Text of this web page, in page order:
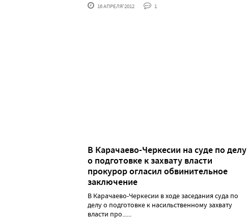
16 АПРЕЛЯ'2012 1
В Карачаево-Черкесии на суде по делу
о подготовке к захвату власти
прокурор огласил обвинительное
заключение
В Карачаево-Черкесии в ходе заседания суда по
делу о подготовке к насильственному захвату
власти про......